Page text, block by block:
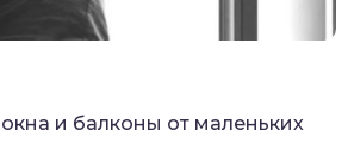
и балконы от маленьких